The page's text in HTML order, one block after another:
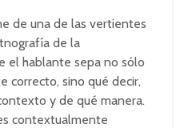
de una de las vertientes
de la
el hablante sepa no sólo
correcto, sino qué decir,
y de qué manera.
contextualmente